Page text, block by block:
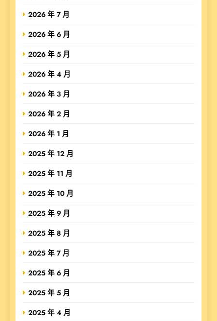
2026 年 7 月
2026 年 6 月
2026 年 5 月
2026 年 4 月
2026 年 3 月
2026 年 2 月
2026 年 1 月
2025 年 12 月
2025 年 11 月
2025 年 10 月
2025 年 9 月
2025 年 8 月
2025 年 7 月
2025 年 6 月
2025 年 5 月
2025 年 4 月